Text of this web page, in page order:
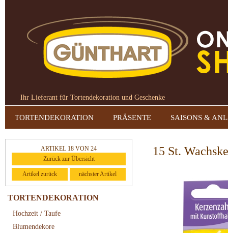
Ihr Lieferant für Tortendekoration und Geschenke
TORTENDEKORATION PRÄSENTE SAISONS &
ARTIKEL 18 VON 24
Zurück zur Übersicht
Artikel zurück nächster Artikel
TORTENDEKORATION
Hochzeit / Taufe
Blumendekore
15 St.